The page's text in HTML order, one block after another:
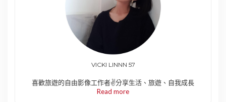
VICKI LINNN 57
喜歡旅遊的自由影像工作者✌️分享生活、旅遊、自我成長
Read more